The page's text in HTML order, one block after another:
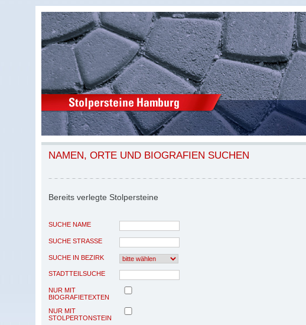
NAMEN, ORTE UND BIOGRAFIEN SUCHEN
Bereits verlegte Stolpersteine
SUCHE NAME
SUCHE STRASSE
SUCHE IN BEZIRK
STADTTEILSUCHE
NUR MIT
BIOGRAFIETEXTEN
NUR MIT
STOLPERTONSTEIN